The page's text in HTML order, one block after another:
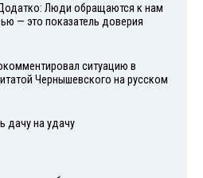
Люди обращаются к нам
— это показатель доверия
ситуацию в
Чернышевского на русском
дачу на удачу